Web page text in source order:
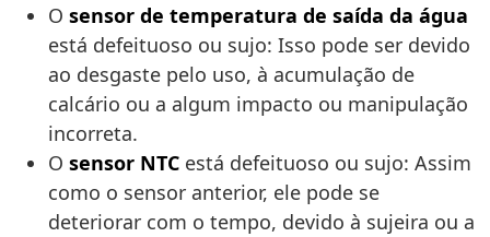
O sensor de temperatura de saída da água
está defeituoso ou sujo: Isso pode ser devido
ao desgaste pelo uso, à acumulação de
calcário ou a algum impacto ou manipulação
incorreta.
O sensor NTC está defeituoso ou sujo: Assim
como o sensor anterior, ele pode se
deteriorar com o tempo, devido à sujeira ou a